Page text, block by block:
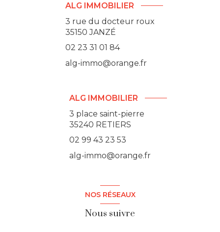
ALG IMMOBILIER
3 rue du docteur roux
35150JANZÉ
02 23 31 01 84
alg-immo@orange.fr
ALG IMMOBILIER
3 place saint-pierre
35240 RETIERS
02 99 43 23 53
alg-immo@orange.fr
NOS RÉSEAUX
Nous suivre